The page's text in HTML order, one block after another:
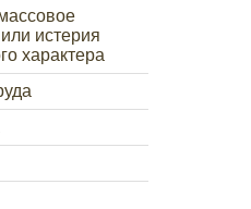
истерия
характера